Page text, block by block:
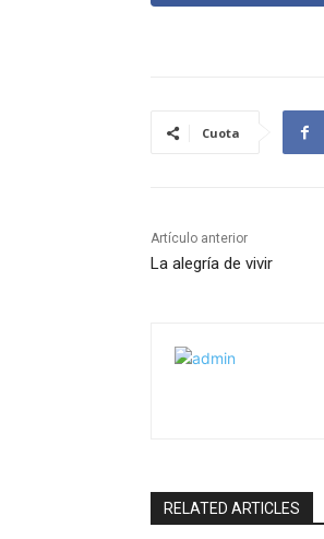
Cuota
Artículo anterior
La alegría de vivir
RELATED ARTICLES